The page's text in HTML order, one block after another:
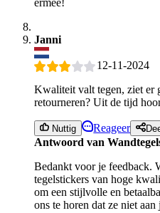
Janni
12-11-2024
Kwaliteit valt tegen, ziet er
retourneren? Uit de tijd
Nuttig Reageer
Antwoord van
Bedankt voor je feedback.
tegelstickers van hoge
om een stijlvolle en
ons te horen dat ze niet